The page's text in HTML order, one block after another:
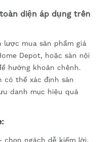
diện áp dụng trên
lược mua sản phẩm giá
Depot, hoặc sàn nội
hưởng khoản chênh.
có thể xác định sản
danh mục hiệu quả
chọn ngách dễ kiếm lời.